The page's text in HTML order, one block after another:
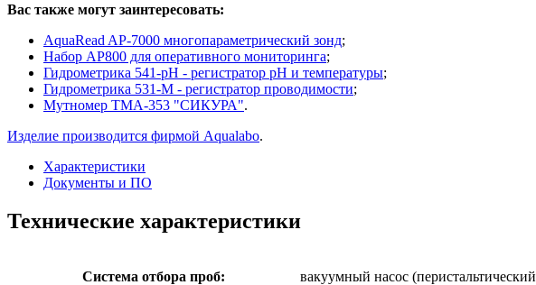
Вас также могут заинтересовать:
AquaRead AP-7000 многопараметрический зонд;
Набор AP800 для оперативного мониторинга;
Гидрометрика 541-pH - регистратор рН и температуры;
Гидрометрика 531-M - регистратор проводимости;
Мутномер ТМА-353 "СИКУРА".
Изделие производится фирмой Aqualabo.
Характеристики
Документы и ПО
Технические характеристики
Система отбора проб: вакуумный насос